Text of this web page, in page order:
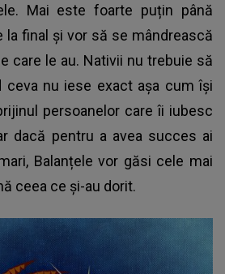
Mai este foarte puțin până
la final și vor să se mândrească
care le au. Nativii nu trebuie să
ceva nu iese exact așa cum își
persoanelor care îi iubesc
dacă pentru a avea succes ai
Balanțele vor găsi cele mai
ceea ce și-au dorit.